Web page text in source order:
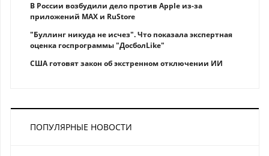
В России возбудили дело против Apple из-за
приложений MAX и RuStore
"Буллинг никуда не исчез". Что показала экспертная
оценка госпрограммы "ДосболLike"
США готовят закон об экстренном отключении ИИ
ПОПУЛЯРНЫЕ НОВОСТИ